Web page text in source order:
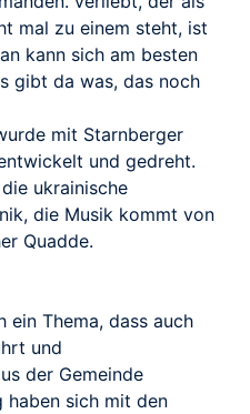
mal zu einem steht, ist
kann sich am besten
gibt da was, das noch
mit Starnberger
und gedreht.
ukrainische
die Musik kommt von
Quadde.
ein Thema, dass auch
und
der Gemeinde
haben sich mit den